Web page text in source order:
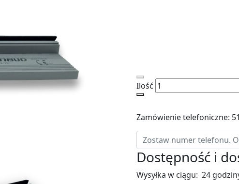
Ilość
Zamówienie telefoniczne:
Dostępność i
Wysyłka w ciągu: 24